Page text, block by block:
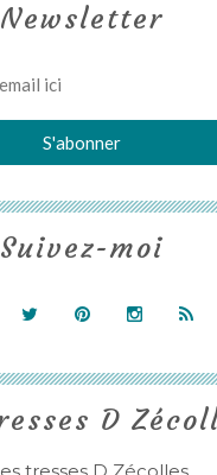
Newsletter
D
Suivez-moi